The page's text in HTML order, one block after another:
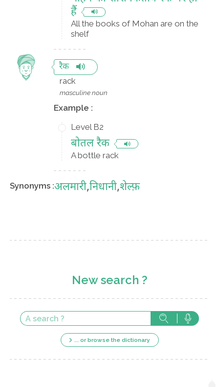
हैं
All the books of Mohan are on the
shelf
रैक
rack
masculine noun
Example :
Level B2
बोतल रैक
A bottle rack
Synonyms :अलमारी,निधानी,शेल्फ़
New search ?
... or browse the dictionary